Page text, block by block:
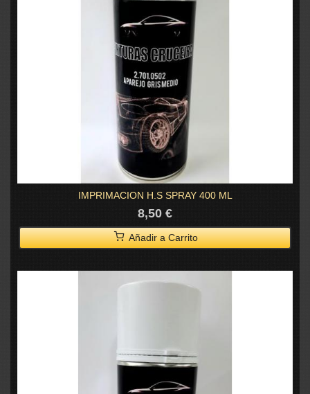
IMPRIMACION H.S SPRAY 400 ML
8,50 €
Añadir a Carrito